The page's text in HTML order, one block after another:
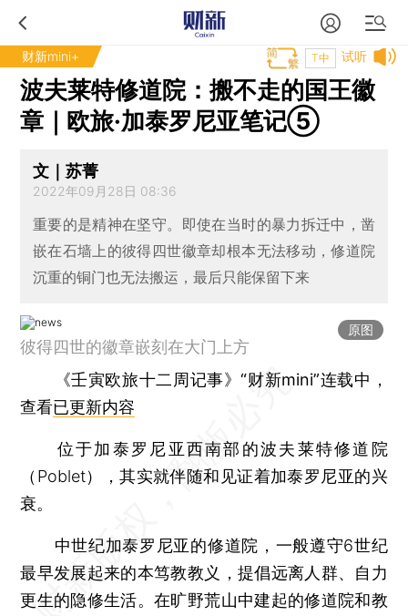
财新mini+ 试听
T中
波夫莱特修道院：搬不走的国王徽
章｜欧旅·加泰罗尼亚笔记⑤
文｜苏菁
2022年09月28日 08:36
重要的是精神在坚守。即使在当时的暴力拆迁中，凿
嵌在石墙上的彼得四世徽章却根本无法移动，修道院
沉重的铜门也无法搬运，最后只能保留下来
原图
彼得四世的徽章嵌刻在大门上方
《壬寅欧旅十二周记事》“财新mini”连载中，
查看已更新内容
位于加泰罗尼亚西南部的波夫莱特修道院
（Poblet），其实就伴随和见证着加泰罗尼亚的兴
衰。
中世纪加泰罗尼亚的修道院，一般遵守6世纪
最早发展起来的本笃教教义，提倡远离人群、自力
更生的隐修生活。在旷野荒山中建起的修道院和教